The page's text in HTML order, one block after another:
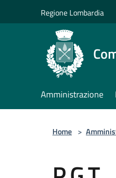
Regione Lombardia
Amministrazione
Home >